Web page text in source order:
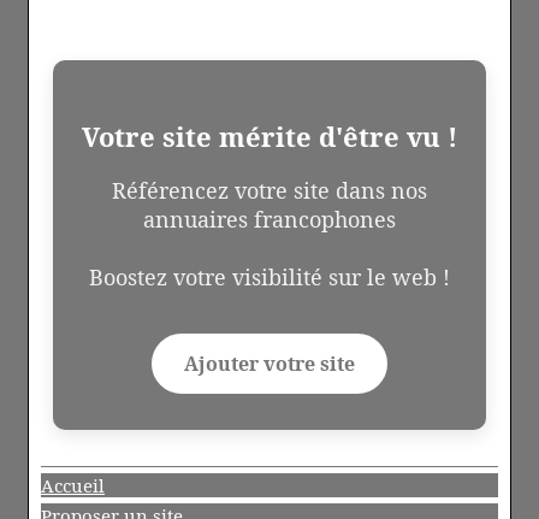
Votre site mérite d'être vu !
Référencez votre site dans nos
annuaires francophones
Boostez votre visibilité sur le web !
Ajouter votre site
Accueil